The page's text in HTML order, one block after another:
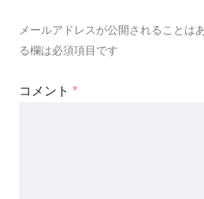
メールアドレスが公開されることは
る欄は必須項目です
コメント *